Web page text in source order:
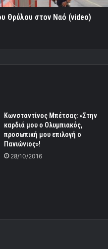
Θρύλου στον Ναό (video)
Κωνσταντίνος Μπέτσας: «Στην
καρδιά μου ο Ολυμπιακός,
προσωπική μου επιλογή ο
Πανιώνιος»!
28/10/2016